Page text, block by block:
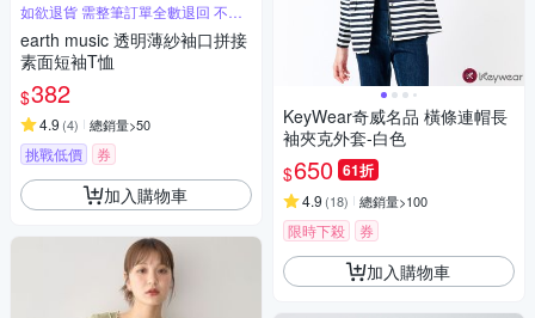
如欲退貨 需整筆訂單全數退回 不能
單退
earth music 透明薄紗袖口拼接
素面短袖T恤
$382
4.9 (4) 總銷量>50
挑戰低價 券
加入購物車
KeyWear奇威名品 橫條連帽長
袖夾克外套-白色
$650 61折
4.9 (18) 總銷量>100
限時下殺 券
加入購物車